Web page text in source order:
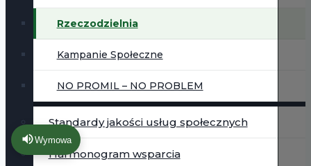
Rzeczodzielnia
Kampanie Społeczne
NO PROMIL – NO PROBLEM
Standardy jakości usług społecznych
Harmonogram wsparcia
Wymowa